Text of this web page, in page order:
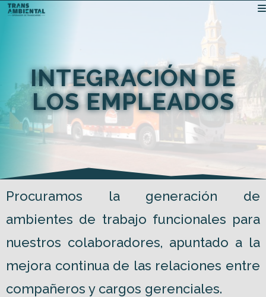
INTEGRACIÓN DE
LOS EMPLEADOS
Procuramos la generación de
ambientes de trabajo funcionales para
nuestros colaboradores, apuntado a la
mejora continua de las relaciones entre
compañeros y cargos gerenciales.